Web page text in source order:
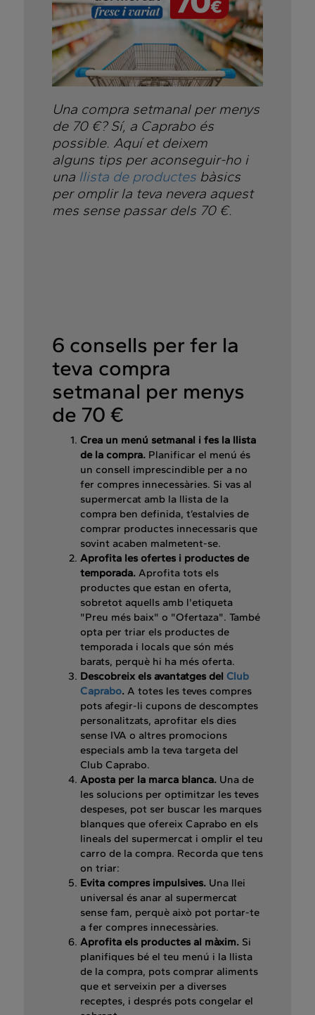
Una compra setmanal per menys
de 70 €? Sí, a Caprabo és
possible. Aquí et deixem
alguns tips per aconseguir-ho i
una llista de productes bàsics
per omplir la teva nevera aquest
mes sense passar dels 70 €.
6 consells per fer la
teva compra
setmanal per menys
de 70 €
Crea un menú setmanal i fes la llista
de la compra. Planificar el menú és
un consell imprescindible per a no
fer compres innecessàries. Si vas al
supermercat amb la llista de la
compra ben definida, t’estalvies de
comprar productes innecessaris que
sovint acaben malmetent-se.
Aprofita les ofertes i productes de
temporada. Aprofita tots els
productes que estan en oferta,
sobretot aquells amb l'etiqueta
"Preu més baix" o "Ofertaza". També
opta per triar els productes de
temporada i locals que són més
barats, perquè hi ha més oferta.
Descobreix els avantatges del Club
Caprabo. A totes les teves compres
pots afegir-li cupons de descomptes
personalitzats, aprofitar els dies
sense IVA o altres promocions
especials amb la teva targeta del
Club Caprabo.
Aposta per la marca blanca. Una de
les solucions per optimitzar les teves
despeses, pot ser buscar les marques
blanques que ofereix Caprabo en els
lineals del supermercat i omplir el teu
carro de la compra. Recorda que tens
on triar:
Evita compres impulsives. Una llei
universal és anar al supermercat
sense fam, perquè això pot portar-te
a fer compres innecessàries.
Aprofita els productes al màxim. Si
planifiques bé el teu menú i la llista
de la compra, pots comprar aliments
que et serveixin per a diverses
receptes, i després pots congelar el